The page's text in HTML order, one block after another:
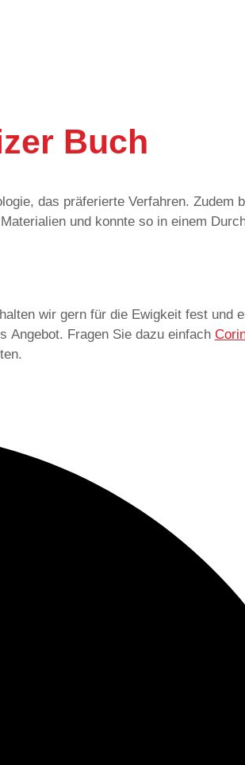
Buch
wir gern für die Ewigkeit fest und
Angebot. Fragen Sie dazu einfach